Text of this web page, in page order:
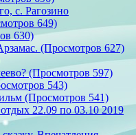
с. Рагозино
649)
630)
(Просмотров 627)
(Просмотров 597)
543)
(Просмотров 541)
22.09 по 03.10 2019